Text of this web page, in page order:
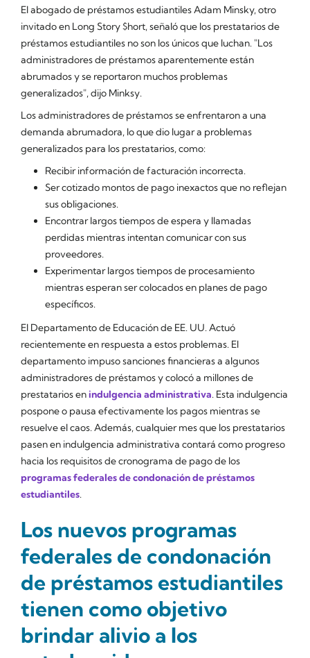
El abogado de préstamos estudiantiles Adam Minsky, otro
invitado en Long Story $hort, señaló que los prestatarios de
préstamos estudiantiles no son los únicos que luchan. "Los
administradores de préstamos aparentemente están
abrumados y se reportaron muchos problemas
generalizados", dijo Minksy.
Los administradores de préstamos se enfrentaron a una
demanda abrumadora, lo que dio lugar a problemas
generalizados para los prestatarios, como:
Recibir información de facturación incorrecta.
Ser cotizado montos de pago inexactos que no reflejan
sus obligaciones.
Encontrar largos tiempos de espera y llamadas
perdidas mientras intentan comunicar con sus
proveedores.
Experimentar largos tiempos de procesamiento
mientras esperan ser colocados en planes de pago
específicos.
El Departamento de Educación de EE. UU. Actuó
recientemente en respuesta a estos problemas. El
departamento impuso sanciones financieras a algunos
administradores de préstamos y colocó a millones de
prestatarios enindulgencia administrativa. Esta indulgencia
pospone o pausa efectivamente los pagos mientras se
resuelve el caos. Además, cualquier mes que los prestatarios
pasen en indulgencia administrativa contará como progreso
hacia los requisitos de cronograma de pago de los
programas federales de condonación de préstamos
estudiantiles.
Los nuevos programas
federales de condonación
de préstamos estudiantiles
tienen como objetivo
brindar alivio a los